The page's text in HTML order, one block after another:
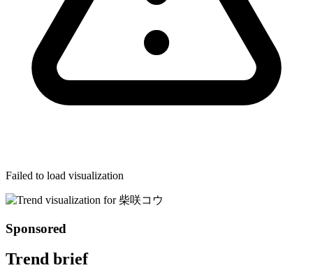
Failed to load visualization
Sponsored
Trend brief